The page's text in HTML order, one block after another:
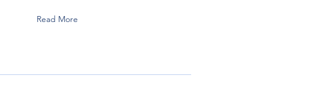
Read More